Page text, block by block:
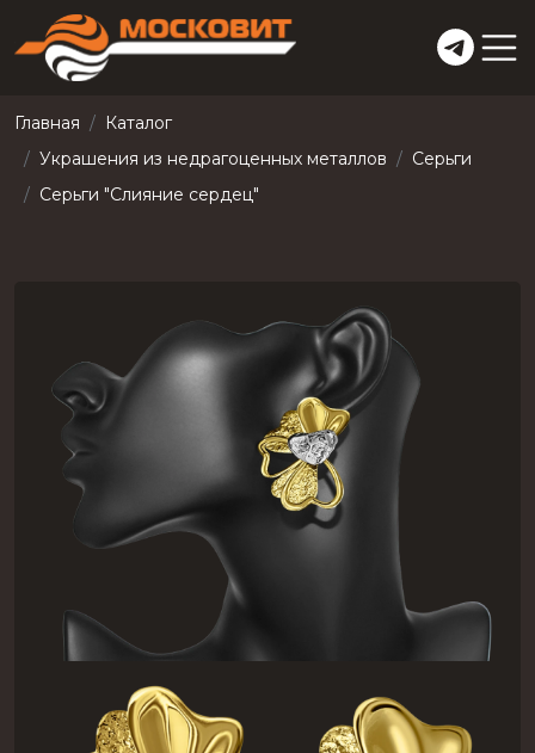
Главная
Каталог
Украшения из недрагоценных металлов
Серьги
Серьги "Слияние сердец"